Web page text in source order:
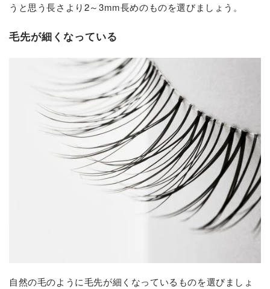
うと思う長さより2～3mm長めのものを選びましょう。
毛先が細くなっている
自然の毛のように毛先が細くなっているものを選びましょ